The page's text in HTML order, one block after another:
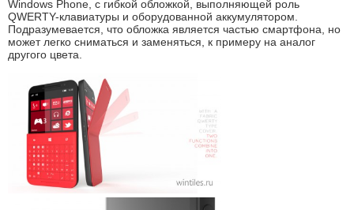
Windows Phone, с гибкой обложкой, выполняющей роль
QWERTY-клавиатуры и оборудованной аккумулятором.
Подразумевается, что обложка является частью смартфона, но
может легко сниматься и заменяться, к примеру на аналог
другого цвета.